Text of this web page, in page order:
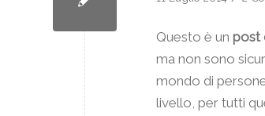
Questo è un post
ma non sono
mondo di
livello, per tutti